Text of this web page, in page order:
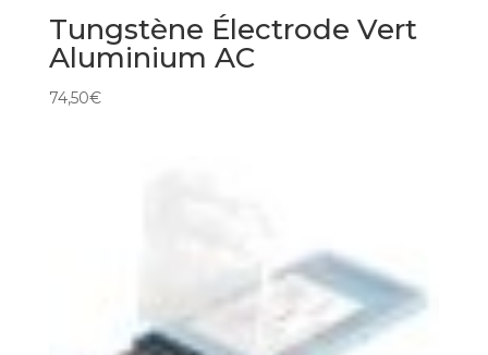
Tungstène Électrode Vert
Aluminium AC
74,50€